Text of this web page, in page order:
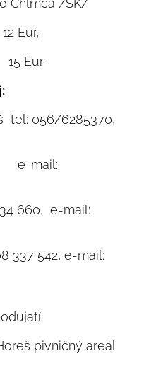
Chlmca /SK/
Eur,
Eur
tel: 056/6285370,
660, e-mail:
337 542, e-mail:
pivničný areál